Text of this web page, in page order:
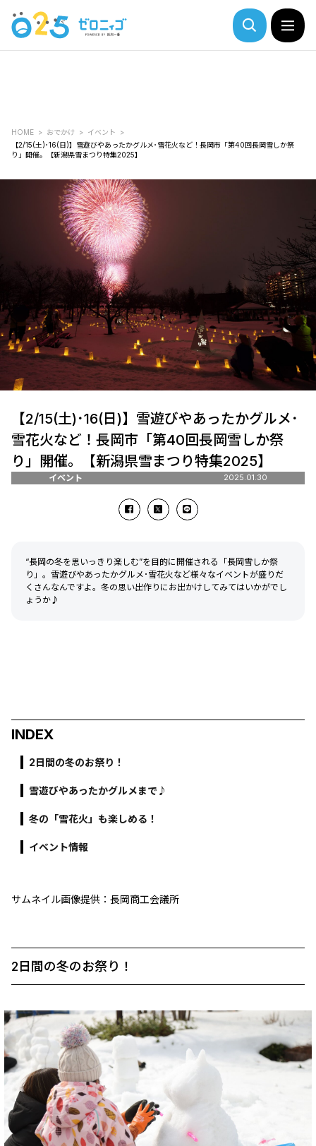
HOME おでかけ
イベント
【2/15(土)･16(日)】雪遊びやあったかグルメ･雪花火など！長岡市「第40回長岡雪しか祭
り」開催。【新潟県雪まつり特集2025】
【2/15(土)･16(日)】雪遊びやあったかグルメ･
雪花火など！長岡市「第40回長岡雪しか祭
り」開催。【新潟県雪まつり特集2025】
イベント 2025.01.30
“長岡の冬を思いっきり楽しむ”を目的に開催される「長岡雪しか祭
り」。雪遊びやあったかグルメ･雪花火など様々なイベントが盛りだ
くさんなんですよ。冬の思い出作りにお出かけしてみてはいかがでし
ょうか♪
INDEX
2日間の冬のお祭り！
雪遊びやあったかグルメまで♪
冬の「雪花火」も楽しめる！
イベント情報
サムネイル画像提供：長岡商工会議所
2日間の冬のお祭り！